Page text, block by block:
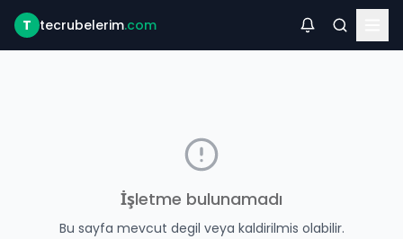
T tecrubelerim.com
İşletme bulunamadı
Bu sayfa mevcut degil veya kaldirilmis olabilir.